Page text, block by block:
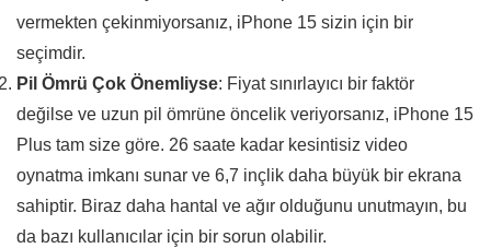
vermekten çekinmiyorsanız, iPhone 15 sizin için bir
seçimdir.
Pil Ömrü Çok Önemliyse: Fiyat sınırlayıcı bir faktör
değilse ve uzun pil ömrüne öncelik veriyorsanız, iPhone 15
Plus tam size göre. 26 saate kadar kesintisiz video
oynatma imkanı sunar ve 6,7 inçlik daha büyük bir ekrana
sahiptir. Biraz daha hantal ve ağır olduğunu unutmayın, bu
da bazı kullanıcılar için bir sorun olabilir.